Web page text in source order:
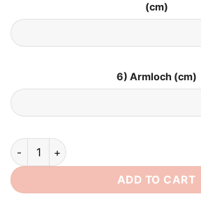
(cm)
6) Armloch (cm)
Boho Brautkleid Morgenpoesie quantity
ADD TO CART